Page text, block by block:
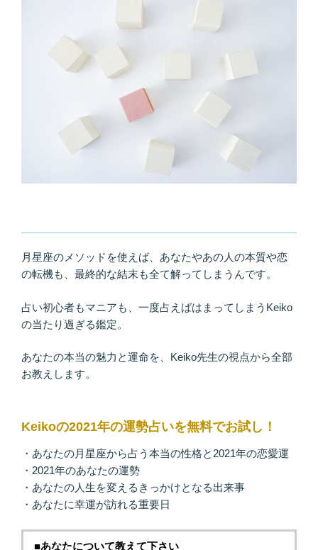
月星座のメソッドを使えば、あなたやあの人の本質や恋
の転機も、最終的な結末も全て解ってしまうんです。
占い初心者もマニアも、一度占えばはまってしまうKeiko
の当たり過ぎる鑑定。
あなたの本当の魅力と運命を、Keiko先生の視点から全部
お教えします。
Keikoの2021年の運勢占いを無料でお試し！
・あなたの月星座から占う本当の性格と2021年の恋愛運
・2021年のあなたの運勢
・あなたの人生を変えるきっかけとなる出来事
・あなたに幸運が訪れる重要日
■あなたについて教えて下さい